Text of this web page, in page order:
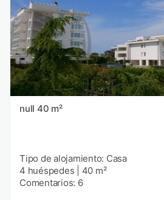
null 40 m²
Tipo de alojamiento: Casa
4 huéspedes
40 m²
Comentarios: 6